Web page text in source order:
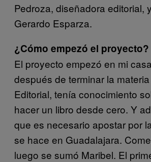
Pedroza, diseñadora editorial,
Gerardo Esparza.
¿Cómo empezó el proyecto?
El proyecto empezó en mi
después de terminar la
Editorial, tenía conocimiento
hacer un libro desde cero. Y
que es necesario apostar por
se hace en Guadalajara.
luego se sumó Maribel. El